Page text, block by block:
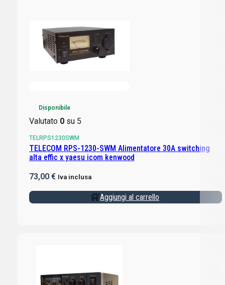
Disponibile
Valutato 0su 5
TELRPS1230SWM
TELECOM RPS-1230-SWM Alimentatore 30A switching
alta effic x yaesu icom kenwood
73,00 € Iva inclusa
Aggiungi al carrello